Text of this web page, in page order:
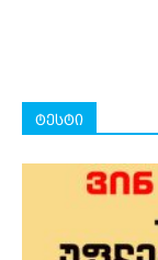
ტესტი